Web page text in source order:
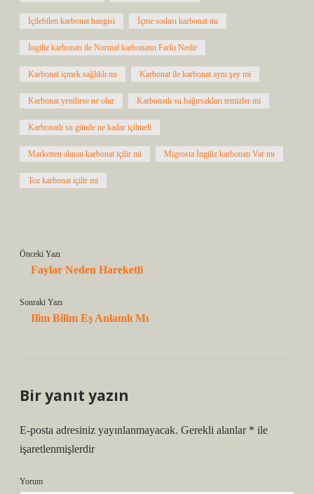
İçilebilen karbonat hangisi İçme sodası karbonat mı
İngiliz karbonatı ile Normal karbonatın Farkı Nedir
Karbonat içmek sağlıklı mı Karbonat ile karbonat aynı şey mi
Karbonat yenilirse ne olur Karbonatlı su bağırsakları temizler mi
Karbonatlı su günde ne kadar içilmeli
Marketten alınan karbonat içilir mi Migrosta İngiliz karbonatı Var mı
Toz karbonat içilir mi
Önceki Yazı
Faylar Neden Hareketli
Sonraki Yazı
Ilim Bilim Eş Anlamlı Mı
Bir yanıt yazın
E-posta adresiniz yayınlanmayacak. Gerekli alanlar * ile
işaretlenmişlerdir
Yorum